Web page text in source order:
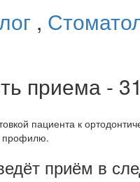
,
приема -
пациента к
профилю.
приём в